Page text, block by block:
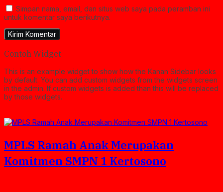
Simpan nama, email, dan situs web saya pada peramban ini
untuk komentar saya berikutnya.
Contoh Widget
This is an example widget to show how the Kanan Sidebar looks
by default. You can add custom widgets from the widgets screen
in the admin. If custom widgets is added than this will be replaced
by those widgets.
MPLS Ramah Anak Merupakan
Komitmen SMPN 1 Kertosono